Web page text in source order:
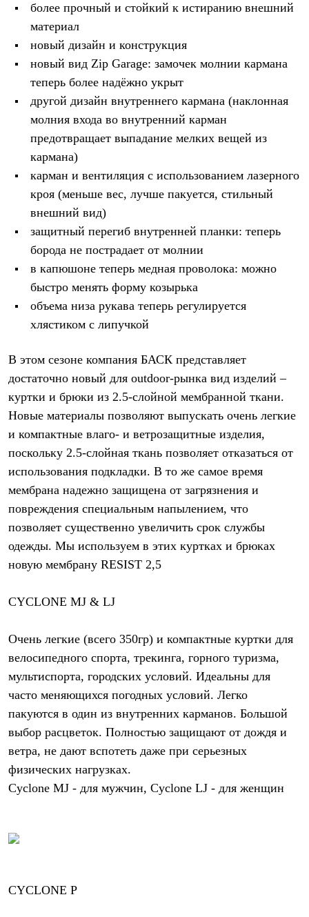
Уход за обувью
Аксессуары
Головные уборы
Балаклавы и маски
Кепки и бейсболки
Шарфы
Панамы
Перчатки и рукавицы
Перчатки
Рукавицы
Носки
Полезные аксессуары
Брелки
Ремни
Термоковрики
Уход за одеждой
Коллекции
PEAK
CITY
ИДЁМ В ПОХОД
Дневник капитана
Каталог дилеров
Компания
Баск сегодня
История
Отцы основатели
Производство
Баск в вашем городе
Технологии
Команда Баск
Сотрудничество
Дилерам
Стать дилером
Медиа
более прочный и стойкий к истиранию внешний
материал
новый дизайн и конструкция
новый вид Zip Garage: замочек молнии кармана
теперь более надёжно укрыт
другой дизайн внутреннего кармана (наклонная
молния входа во внутренний карман
предотвращает выпадание мелких вещей из
кармана)
карман и вентиляция с использованием лазерного
кроя (меньше вес, лучше пакуется, стильный
внешний вид)
защитный перегиб внутренней планки: теперь
борода не пострадает от молнии
в капюшоне теперь медная проволока: можно
быстро менять форму козырька
объема низа рукава теперь регулируется
хлястиком с липучкой
В этом сезоне компания БАСК представляет
достаточно новый для outdoor-рынка вид изделий –
куртки и брюки из 2.5-слойной мембранной ткани.
Новые материалы позволяют выпускать очень легкие
и компактные влаго- и ветрозащитные изделия,
поскольку 2.5-слойная ткань позволяет отказаться от
использования подкладки. В то же самое время
мембрана надежно защищена от загрязнения и
повреждения специальным напылением, что
позволяет существенно увеличить срок службы
одежды. Мы используем в этих куртках и брюках
новую мембрану RESIST 2,5
CYCLONE MJ & LJ
Очень легкие (всего 350гр) и компактные куртки для
велосипедного спорта, трекинга, горного туризма,
мультиспорта, городских условий. Идеальны для
часто меняющихся погодных условий. Легко
пакуются в один из внутренних карманов. Большой
выбор расцветок. Полностью защищают от дождя и
ветра, не дают вспотеть даже при серьезных
физических нагрузках.
Cyclone MJ - для мужчин, Cyclone LJ - для женщин
CYCLONE P